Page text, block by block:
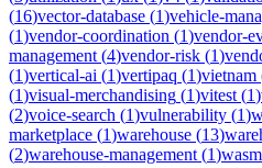
(16)vector-database (1)vehicle-
(1)vendor-coordination (1)vendor-
management (4)vendor-risk (1)
(1)vertical-ai (1)vertipaq (1)vietnam
(1)visual-merchandising (1)vitest (1)
(2)voice-search (1)vulnerability (1)
marketplace (1)warehouse (13)
(2)warehouse-management (1)wasm